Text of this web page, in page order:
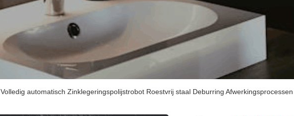
Volledig automatisch Zinklegeringspolijstrobot Roestvrij staal Deburring